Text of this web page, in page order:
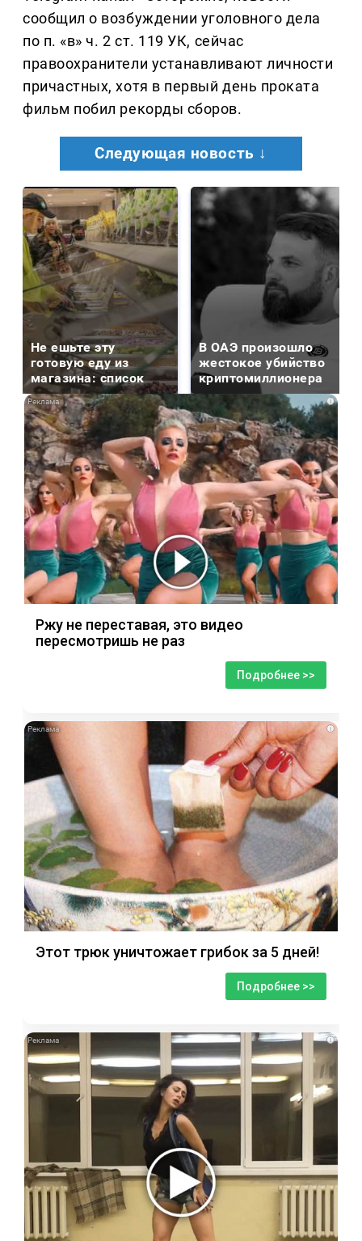
сообщил о возбуждении уголовного дела
по п. «в» ч. 2 ст. 119 УК, сейчас
правоохранители устанавливают личности
причастных, хотя в первый день проката
фильм побил рекорды сборов.
Следующая новость ↓
Не ешьте эту
готовую еду из
магазина: список
В ОАЭ произошло
жестокое убийство
криптомиллионера
i
Ржу не переставая, это видео
пересмотришь не раз
Подробнее >>
i
Этот трюк уничтожает грибок за 5 дней!
Подробнее >>
i